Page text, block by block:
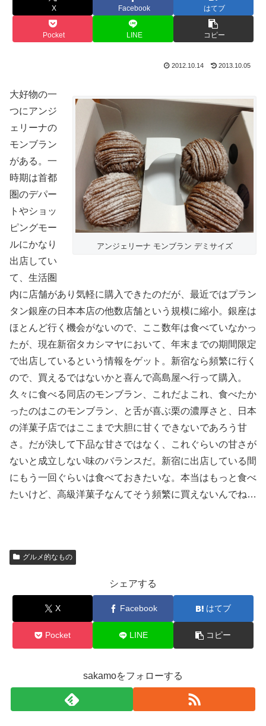
X Facebook はてブ
Pocket LINE コピー
2012.10.14 2013.10.05
アンジェリーナ モンブラン デミサイズ
大好物の一
つにアンジ
ェリーナの
モンブラン
がある。一
時期は首都
圏のデパー
トやショッ
ピングモー
ルにかなり
出店してい
て、生活圏
内に店舗があり気軽に購入できたのだが、最近ではプラン
タン銀座の日本本店の他数店舗という規模に縮小。銀座は
ほとんど行く機会がないので、ここ数年は食べていなかっ
たが、現在新宿タカシマヤにおいて、年末までの期間限定
で出店しているという情報をゲット。新宿なら頻繁に行く
ので、買えるではないかと喜んで高島屋へ行って購入。
久々に食べる同店のモンブラン、これだよこれ、食べたか
ったのはこのモンブラン、と舌が喜ぶ栗の濃厚さと、日本
の洋菓子店ではここまで大胆に甘くできないであろう甘
さ。だが決して下品な甘さではなく、これぐらいの甘さが
ないと成立しない味のバランスだ。新宿に出店している間
にもう一回ぐらいは食べておきたいな。本当はもっと食べ
たいけど、高級洋菓子なんてそう頻繁に買えないんでね…
グルメ的なもの
シェアする
X Facebook はてブ
Pocket LINE コピー
sakamoをフォローする